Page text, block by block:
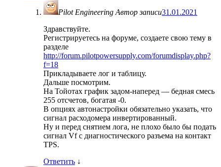
Pilot Engineering Автор записи31.01.2021
Здравствуйте.
Регистрируетесь на форуме, создаете свою тему в
разделе
http://forum.pilotpowersupply.com/forumdisplay.php?
f=18
Прикладываете лог и таблицу.
Дальше посмотрим.
На Тойотах график задом-наперед — бедная смесь
255 отсчетов, богатая -0.
В опциях автонастройки обязательно указать, что
сигнал расходомера инвертированный.
Ну и перед снятием лога, не плохо было бы подать
сигнал Vf с диагностического разъема на контакт
TPS.
Ответить ↓